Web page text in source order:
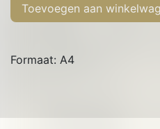
Toevoegen aan
Formaat: A4